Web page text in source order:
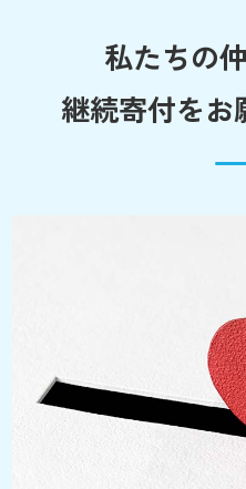
私たちの
継続寄付をお